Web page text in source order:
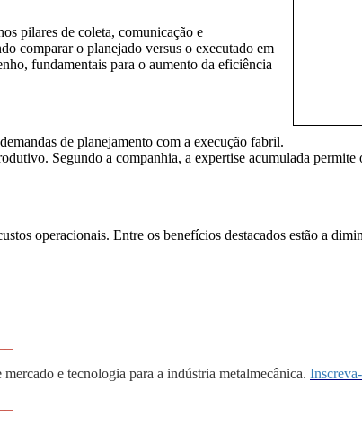
pilares de coleta, comunicação e
comparar o planejado versus o executado em
fundamentais para o aumento da eficiência
de planejamento com a execução fabril.
Segundo a companhia, a expertise acumulada permite
operacionais. Entre os benefícios destacados estão a
e tecnologia para a indústria metalmecânica.